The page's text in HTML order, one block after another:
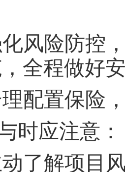
风险防控
全程做好
配置保险
时应注意：
了解项目